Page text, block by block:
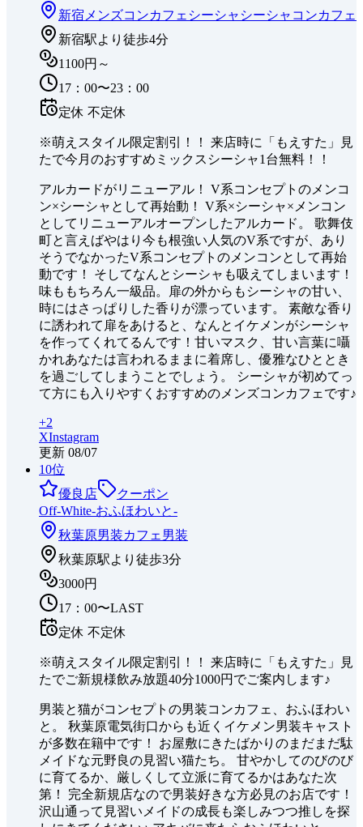
新宿 メンズコンカフェ シーシャ シーシャコンカフェ
新宿駅より徒歩4分
1100円～
17：00〜23：00
定休 不定休
※萌えスタイル限定割引！！ 来店時に「もえすた」見
たで今月のおすすめミックスシーシャ1台無料！！
アルカードがリニューアル！ V系コンセプトのメンコ
ン×シーシャとして再始動！ V系×シーシャ×メンコン
としてリニューアルオープンしたアルカード。 歌舞伎
町と言えばやはり今も根強い人気のV系ですが、あり
そうでなかったV系コンセプトのメンコンとして再始
動です！ そしてなんとシーシャも吸えてしまいます！
味ももちろん一級品。扉の外からもシーシャの甘い、
時にはさっぱりした香りが漂っています。 素敵な香り
に誘われて扉をあけると、なんとイケメンがシーシャ
を作ってくれてるんです！甘いマスク、甘い言葉に囁
かれあなたは言われるままに着席し、優雅なひととき
を過ごしてしまうことでしょう。 シーシャが初めてっ
て方にも入りやすくおすすめのメンズコンカフェです♪
+2
XInstagram
更新 08/07
10位
優良店
クーポン
Off-White-おふほわいと-
秋葉原男装カフェ 男装
秋葉原駅より徒歩3分
3000円
17：00〜LAST
定休 不定休
※萌えスタイル限定割引！！ 来店時に「もえすた」見
たでご新規様飲み放題40分1000円でご案内します♪
男装と猫がコンセプトの男装コンカフェ、おふほわい
と。 秋葉原電気街口からも近くイケメン男装キャスト
が多数在籍中です！ お屋敷にきたばかりのまだまだ駄
メイドな元野良の見習い猫たち。 甘やかしてのびのび
に育てるか、厳しくして立派に育てるかはあなた次
第！ 完全新規店なので男装好きな方必見のお店です！
沢山通って見習いメイドの成長も楽しみつつ推しを探